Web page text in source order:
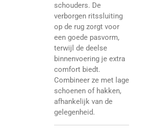
schouders. De
verborgen ritssluiting
op de rug zorgt voor
een goede pasvorm,
terwijl de deelse
binnenvoering je extra
comfort biedt.
Combineer ze met lage
schoenen of hakken,
afhankelijk van de
gelegenheid.